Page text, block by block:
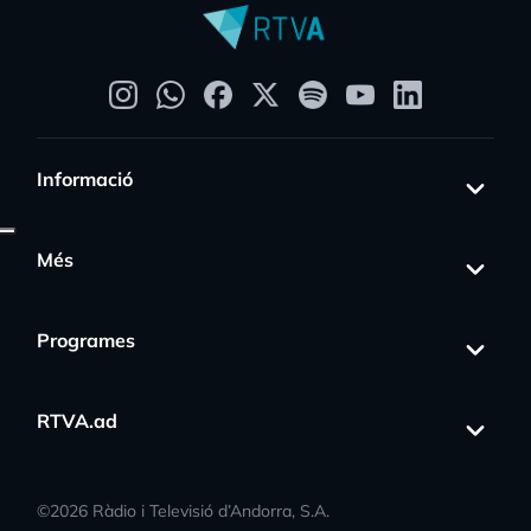
Informació
Més
Programes
RTVA.ad
©2026 Ràdio i Televisió d’Andorra, S.A.